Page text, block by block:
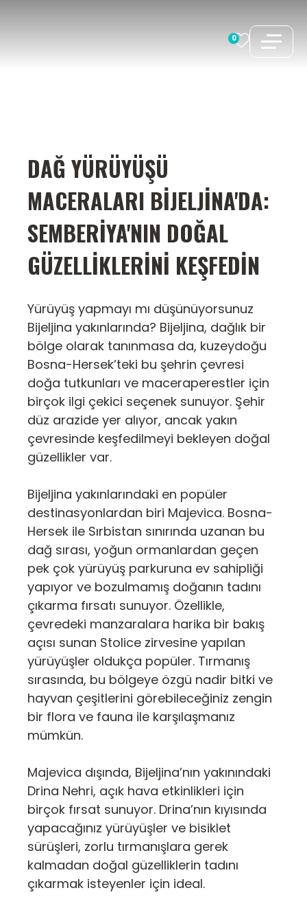
0
DAĞ YÜRÜYÜŞÜ
MACERALARI BIJELJINA'DA:
SEMBERIYA'NIN DOĞAL
GÜZELLIKLERINI KEŞFEDIN
Yürüyüş yapmayı mı düşünüyorsunuz
Bijeljina yakınlarında? Bijeljina, dağlık bir
bölge olarak tanınmasa da, kuzeydoğu
Bosna-Hersek’teki bu şehrin çevresi
doğa tutkunları ve maceraperestler için
birçok ilgi çekici seçenek sunuyor. Şehir
düz arazide yer alıyor, ancak yakın
çevresinde keşfedilmeyi bekleyen doğal
güzellikler var.
Bijeljina yakınlarındaki en popüler
destinasyonlardan biri Majevica. Bosna-
Hersek ile Sırbistan sınırında uzanan bu
dağ sırası, yoğun ormanlardan geçen
pek çok yürüyüş parkuruna ev sahipliği
yapıyor ve bozulmamış doğanın tadını
çıkarma fırsatı sunuyor. Özellikle,
çevredeki manzaralara harika bir bakış
açısı sunan Stolice zirvesine yapılan
yürüyüşler oldukça popüler. Tırmanış
sırasında, bu bölgeye özgü nadir bitki ve
hayvan çeşitlerini görebileceğiniz zengin
bir flora ve fauna ile karşılaşmanız
mümkün.
Majevica dışında, Bijeljina’nın yakınındaki
Drina Nehri, açık hava etkinlikleri için
birçok fırsat sunuyor. Drina’nın kıyısında
yapacağınız yürüyüşler ve bisiklet
sürüşleri, zorlu tırmanışlara gerek
kalmadan doğal güzelliklerin tadını
çıkarmak isteyenler için ideal.